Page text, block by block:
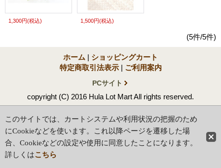
1,300円(税込) 1,500円(税込)
(5件/5件)
ホーム | ショッピングカート
特定商取引法表示 | ご利用案内
PCサイト
copyright (C) 2016 Hula Lot Mart All rights reserved.
このサイトでは、カートシステムや利用状況の把握のため
にCookieなどを使います。これ以降ページを遷移した場
合、Cookieなどの設定や使用に同意したことになります。
詳しくはこちら